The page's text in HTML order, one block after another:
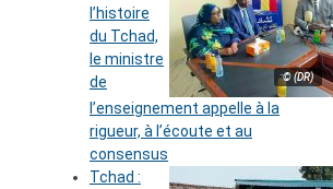
© (DR)
l’histoire
du Tchad,
le ministre
de
l’enseignement appelle à la
rigueur, à l’écoute et au
consensus
Tchad :